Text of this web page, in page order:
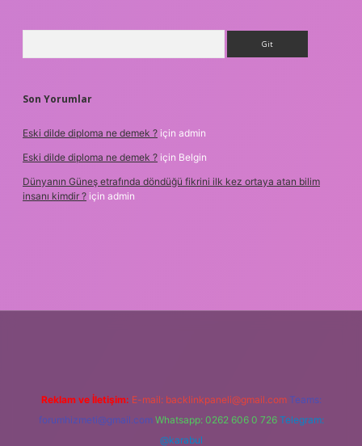
Son Yorumlar
Eski dilde diploma ne demek ? için admin
Eski dilde diploma ne demek ? için Belgin
Dünyanın Güneş etrafında döndüğü fikrini ilk kez ortaya atan bilim
insanı kimdir ? için admin
Reklam ve İletişim: E-mail: backlinkpaneli@gmail.com Teams:
forumhizmeti@gmail.com Whatsapp: 0262 606 0 726 Telegram:
@karabul